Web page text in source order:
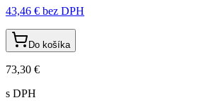
43,46 € bez DPH
Do košíka
73,30 €
s DPH